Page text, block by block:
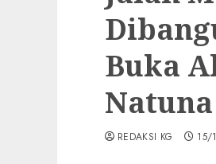
Buka
Natuna
REDAKSI KG 15/